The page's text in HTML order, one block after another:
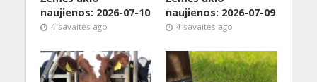
naujienos: 2026-07-10
4 savaitės ago
naujienos: 2026-07-09
4 savaitės ago